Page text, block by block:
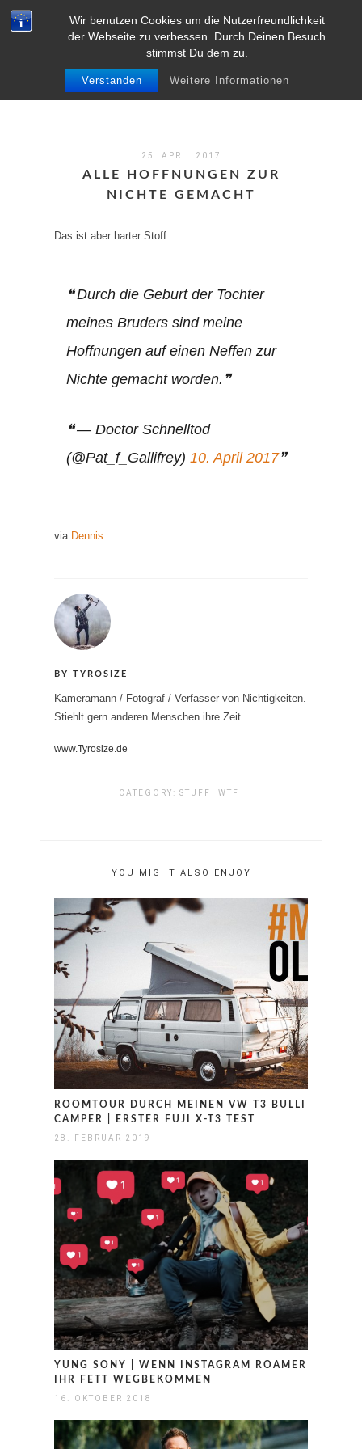
Wir benutzen Cookies um die Nutzerfreundlichkeit
der Webseite zu verbessen. Durch Deinen Besuch
stimmst Du dem zu.
Verstanden Weitere Informationen
MENU
25. APRIL 2017
ALLE HOFFNUNGEN ZUR
NICHTE GEMACHT
Das ist aber harter Stoff…
Durch die Geburt der Tochter
meines Bruders sind meine
Hoffnungen auf einen Neffen zur
Nichte gemacht worden.
— Doctor Schnelltod
(@Pat_f_Gallifrey) 10. April 2017
via Dennis
BY TYROSIZE
Kameramann / Fotograf / Verfasser von Nichtigkeiten.
Stiehlt gern anderen Menschen ihre Zeit
www.Tyrosize.de
CATEGORY: STUFF WTF
YOU MIGHT ALSO ENJOY
ROOMTOUR DURCH MEINEN VW T3 BULLI
CAMPER | ERSTER FUJI X-T3 TEST
28. FEBRUAR 2019
YUNG SONY | WENN INSTAGRAM ROAMER
IHR FETT WEGBEKOMMEN
16. OKTOBER 2018